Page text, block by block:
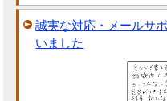
誠実な対応・メールサ
いました